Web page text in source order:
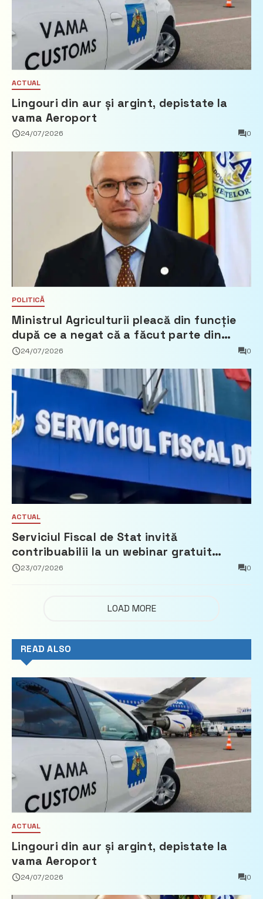
ACTUAL
Lingouri din aur și argint, depistate la
vama Aeroport
24/07/2026 0
POLITICĂ
Ministrul Agriculturii pleacă din funcție
după ce a negat că a făcut parte din
Partidul Democrat
24/07/2026 0
ACTUAL
Serviciul Fiscal de Stat invită
contribuabilii la un webinar gratuit
privind calculul impozitului pe bunurile
23/07/2026 0
LOAD MORE
READ ALSO
ACTUAL
Lingouri din aur și argint, depistate la
vama Aeroport
24/07/2026 0